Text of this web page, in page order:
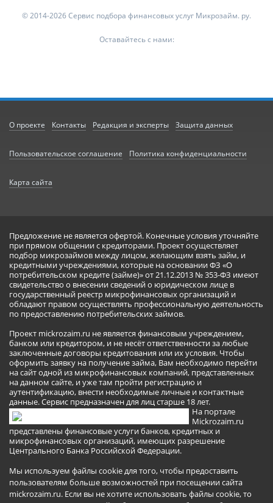
© 2014-2026 Сервис подбора финансовых услуг Микрозайм. ру.
Оставайтесь с нами:
О проекте Контакты Редакция и эксперты Защита данных
Пользовательское соглашение Политика конфиденциальности
Карта сайта
Предложение не является офертой. Конечные условия уточняйте
при прямом общении с кредиторами. Проект осуществляет
подбор микрозаймов между лицом, желающим взять займ, и
кредитными учреждениями, которые на основании ФЗ «О
потребительском кредите (займе)» от 21.12.2013 № 353-ФЗ имеют
свидетельство о внесении сведений о юридическом лице в
государственный реестр микрофинансовых организаций и
обладают правом осуществлять профессиональную деятельность
по предоставлению потребительских займов.
Проект mickrozaim.ru не является финансовым учреждением,
банком или кредитором, и не несёт ответственности за любые
заключенные договоры кредитования или их условия. Чтобы
оформить заявку на получение займа, Вам необходимо перейти
на сайт одной из микрофинансовых компаний, представленных
на данном сайте, и уже там пройти регистрацию и
аутентификацию, внести необходимые личные и контактные
данные. Сервис предназначен для лиц старше 18 лет.
На портале
Mickrozaim.ru
представлены финансовые услуги банков, кредитных и
микрофинансовых организаций, имеющих разрешение
Центрального Банка Российской Федерации.
Мы используем файлы cookie для того, чтобы предоставить
пользователям больше возможностей при посещении сайта
mickrozaim.ru. Если вы не хотите использовать файлы cookie, то